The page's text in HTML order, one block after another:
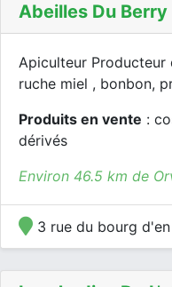
Abeilles Du Berry
Apiculteur Producteur
ruche miel , bonbon,
Produits en vente :
dérivés
Environ 46.5 km de
3 rue du bourg